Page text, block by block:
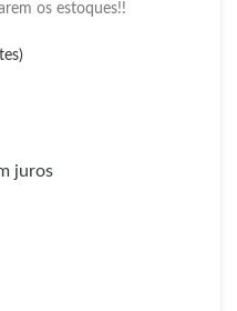
os estoques!!
juros